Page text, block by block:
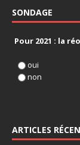
SONDAGE
Pour 2021 : la
oui
non
ARTICLES